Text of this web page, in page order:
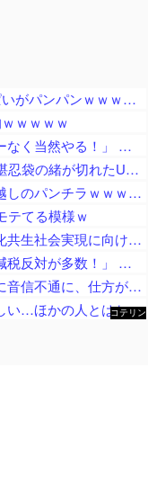
【画像】サッカーアイドルちゃんのお○ぱいがパンパンｗｗｗｗｗｗｗｗｗｗｗｗ
ｗｗｗｗ
【！】小泉防衛相「核兵器の議論もタブーなく当然やる！」 → 漫画家さん「テレビも新聞も騒げ！憲法違反の暴論！辞任どころか辞職すべき！」
銭ゲバすぎたFIFAが絶体絶命の窮地に、堪忍袋の緒が切れたUEFAがＷ杯参加を……
【画像】生見愛瑠（めるる）のパンスト越しのパンチラｗｗｗｗｗ
テてる模様ｗ
【は？】全国知事会、政府などに「多文化共生社会実現に向けた提言」を提出 「国は在留外国人を労働者と見ているが、日本人と同じ生活者」
【悲報】マスコミさん「自民党内は消費減税反対が多数！」 → 自民党議員の内部暴露で嘘が完全発覚 → ｗｗｗｗｗｗｗｗｗｗｗｗｗｗ
知人から紹介された客が代金を支払わずに音信不通に、仕方がないので客の自宅まで行ってみると……
桜井日奈子の体の秘密「私の体は恥ずかしい…ほかの人とはちょっと変わってるの」
コテリン